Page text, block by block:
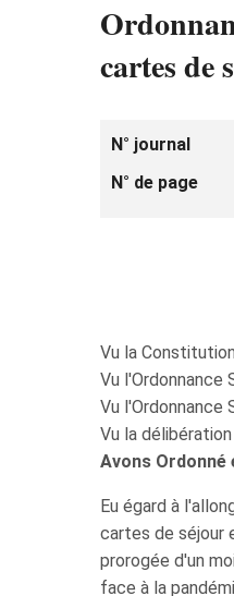
cartes de
N° journal
N° de page
Vu la
Vu l'Ordonnance
Vu l'Ordonnance
Vu la
Avons Ordonné
Eu égard à
cartes de séjour
prorogée d'un
face à la